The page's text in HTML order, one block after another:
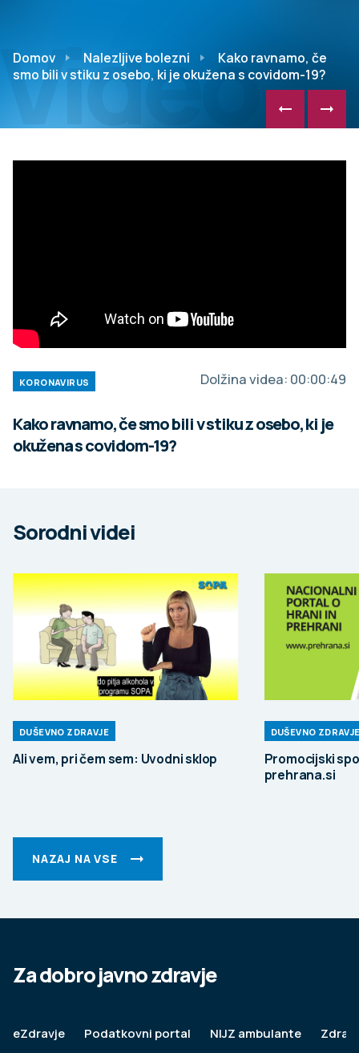
Video
Domov Nalezljive bolezni
Kako ravnamo, če
smo bili v stiku z osebo, ki je okužena s covidom-19?
KORONAVIRUS Dolžina videa: 00:00:49
Kako ravnamo, če smo bili v stiku z osebo, ki je
okužena s covidom-19?
Sorodni videi
DUŠEVNO ZDRAVJE
Ali vem, pri čem sem: Uvodni sklop
DUŠEVNO
Promocijski
prehrana.si
NAZAJ NA VSE
Za dobro javno zdravje
eZdravje Podatkovni portal NIJZ ambulante